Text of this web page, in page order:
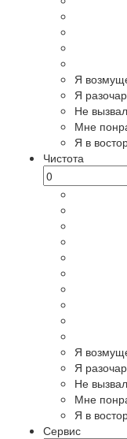
Я
Я
Не
Мне
Я в
Чистота
Я
Я
Не
Мне
Я в
Сервис